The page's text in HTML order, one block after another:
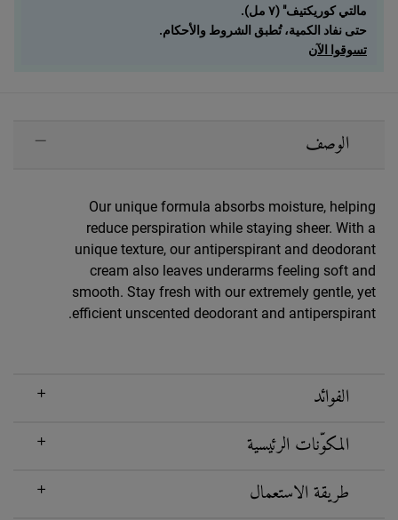
مالتي كوريكتيف" (٧ مل).
حتى نفاد الكمية، تُطبق الشروط والأحكام.
تسوقوا الآن
الوصف
Our unique formula absorbs moisture, helping
reduce perspiration while staying sheer. With a
unique texture, our antiperspirant and deodorant
cream also leaves underarms feeling soft and
smooth. Stay fresh with our extremely gentle, yet
efficient unscented deodorant and antiperspirant.
الفوائد
المكوّنات الرئيسية
طريقة الاستعمال